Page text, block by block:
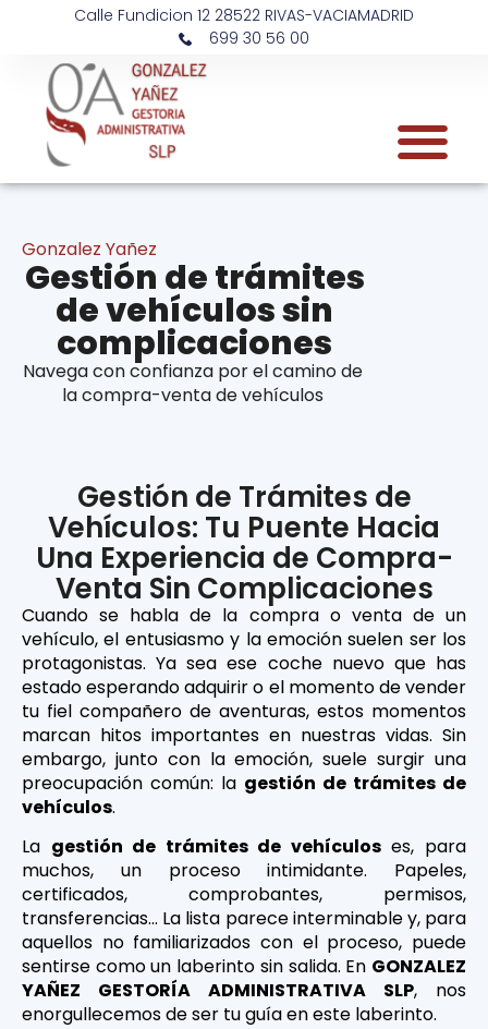
Calle Fundicion 12 28522 RIVAS-VACIAMADRID
699 30 56 00
Gonzalez Yañez
Gestión de trámites
de vehículos sin
complicaciones
Navega con confianza por el camino de
la compra-venta de vehículos
Gestión de Trámites de
Vehículos: Tu Puente Hacia
Una Experiencia de Compra-
Venta Sin Complicaciones
Cuando se habla de la compra o venta de un
vehículo, el entusiasmo y la emoción suelen ser los
protagonistas. Ya sea ese coche nuevo que has
estado esperando adquirir o el momento de vender
tu fiel compañero de aventuras, estos momentos
marcan hitos importantes en nuestras vidas. Sin
embargo, junto con la emoción, suele surgir una
preocupación común: la gestión de trámites de
vehículos.
La gestión de trámites de vehículoses, para
muchos, un proceso intimidante. Papeles,
certificados, comprobantes, permisos,
transferencias… La lista parece interminable y, para
aquellos no familiarizados con el proceso, puede
sentirse como un laberinto sin salida. En GONZALEZ
YAÑEZ GESTORÍA ADMINISTRATIVA SLP, nos
enorgullecemos de ser tu guía en este laberinto.